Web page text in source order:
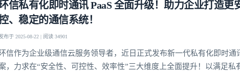
信私有化即时通讯 PaaS 全面升级！助力企业打造更
、稳定的通信系统！
布于 2025-08-22 | 阅读 34901
信作为企业级通信云服务领导者，近日正式发布新一代私有化即时通
，力求在“安全性、可控性、效率性”三大维度上全面提升！以满足私